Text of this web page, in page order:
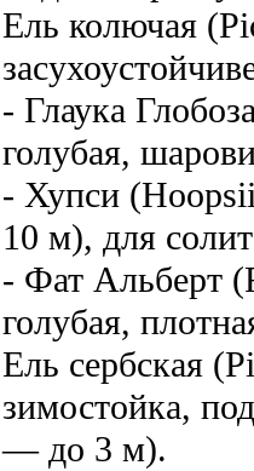
Ель колючая
- Глаука
голубая,
- Хупси
10 м), для
- Фат Альберт
голубая,
Ель сербская
зимостойка,
— до 3 м).